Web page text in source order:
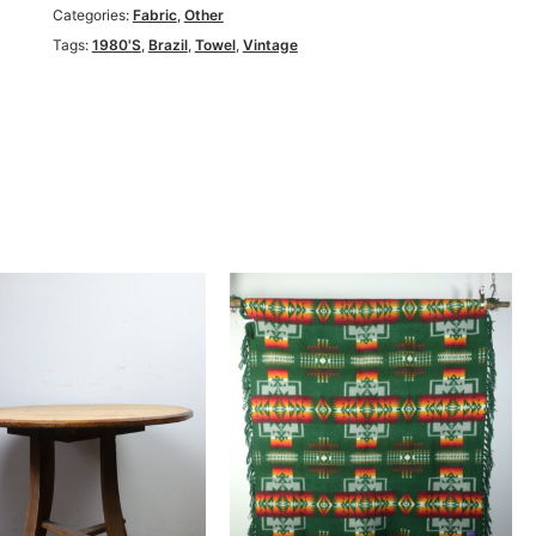
Categories: Fabric, Other
Tags: 1980's, Brazil, Towel, Vintage